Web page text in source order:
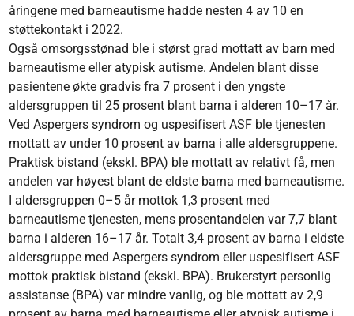
åringene med barneautisme hadde nesten 4 av 10 en
støttekontakt i 2022.
Også omsorgsstønad ble i størst grad mottatt av barn med
barneautisme eller atypisk autisme. Andelen blant disse
pasientene økte gradvis fra 7 prosent i den yngste
aldersgruppen til 25 prosent blant barna i alderen 10–17 år.
Ved Aspergers syndrom og uspesifisert ASF ble tjenesten
mottatt av under 10 prosent av barna i alle aldersgruppene.
Praktisk bistand (ekskl. BPA) ble mottatt av relativt få, men
andelen var høyest blant de eldste barna med barneautisme.
I aldersgruppen 0–5 år mottok 1,3 prosent med
barneautisme tjenesten, mens prosentandelen var 7,7 blant
barna i alderen 16–17 år. Totalt 3,4 prosent av barna i eldste
aldersgruppe med Aspergers syndrom eller uspesifisert ASF
mottok praktisk bistand (ekskl. BPA). Brukerstyrt personlig
assistanse (BPA) var mindre vanlig, og ble mottatt av 2,9